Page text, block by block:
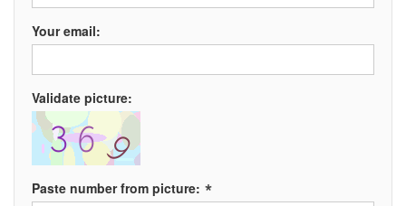
Your email:
Validate picture:
Paste number from picture: *